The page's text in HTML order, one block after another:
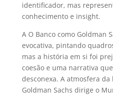
identificador, mas
conhecimento e insight.
A O Banco como Goldman
evocativa, pintando
mas a história em si foi
coesão e uma narrativa
desconexa. A atmosfera
Goldman Sachs dirige o